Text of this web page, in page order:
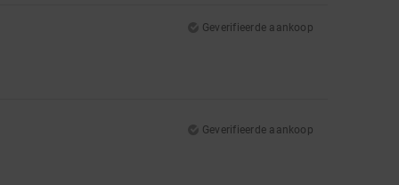
Geverifieerde aankoop
Geverifieerde aankoop